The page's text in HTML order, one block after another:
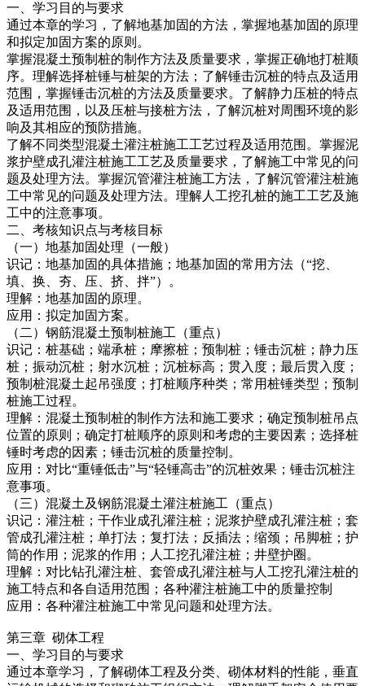
一、学习目的与要求
通过本章的学习，了解地基加固的方法，掌握地基加固的原理
和拟定加固方案的原则。
掌握混凝土预制桩的制作方法及质量要求，掌握正确地打桩顺
序。理解选择桩锤与桩架的方法；了解锤击沉桩的特点及适用
范围，掌握锤击沉桩的方法及质量要求。了解静力压桩的特点
及适用范围，以及压桩与接桩方法，了解沉桩对周围环境的影
响及其相应的预防措施。
了解不同类型混凝土灌注桩施工工艺过程及适用范围。掌握泥
浆护壁成孔灌注桩施工工艺及质量要求，了解施工中常见的问
题及处理方法。掌握沉管灌注桩施工方法，了解沉管灌注桩施
工中常见的问题及处理方法。理解人工挖孔桩的施工工艺及施
工中的注意事项。
二、考核知识点与考核目标
（一）地基加固处理（一般）
识记：地基加固的具体措施；地基加固的常用方法（“挖、
填、换、夯、压、挤、拌”）。
理解：地基加固的原理。
应用：拟定加固方案。
（二）钢筋混凝土预制桩施工（重点）
识记：桩基础；端承桩；摩擦桩；预制桩；锤击沉桩；静力压
桩；振动沉桩；射水沉桩；沉桩标高；贯入度；最后贯入度；
预制桩混凝土起吊强度；打桩顺序种类；常用桩锤类型；预制
桩施工过程。
理解：混凝土预制桩的制作方法和施工要求；确定预制桩吊点
位置的原则；确定打桩顺序的原则和考虑的主要因素；选择桩
锤时考虑的因素；锤击沉桩的质量控制。
应用：对比“重锤低击”与“轻锤高击”的沉桩效果；锤击沉桩注
意事项。
（三）混凝土及钢筋混凝土灌注桩施工（重点）
识记：灌注桩；干作业成孔灌注桩；泥浆护壁成孔灌注桩；套
管成孔灌注桩；单打法；复打法；反插法；缩颈；吊脚桩；护
筒的作用；泥浆的作用；人工挖孔灌注桩；井壁护圈。
理解：对比钻孔灌注桩、套管成孔灌注桩与人工挖孔灌注桩的
施工特点和各自适用范围；各种灌注桩施工中的质量控制
应用：各种灌注桩施工中常见问题和处理方法。
第三章 砌体工程
一、学习目的与要求
通过本章学习，了解砌体工程及分类、砌体材料的性能，垂直